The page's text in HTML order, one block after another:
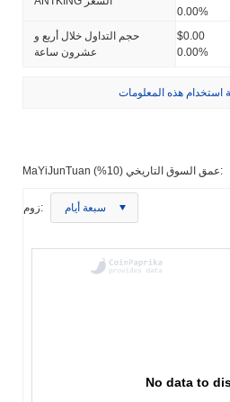
0.00%
حجم التداول خلال أربع و
عشرون ساعة
$0.00
0.00%
استخدام هذه المعلومات
MaYiJunTuan عمق السوق التاريخي (10%):
زوم: سبعة أيام
No data to